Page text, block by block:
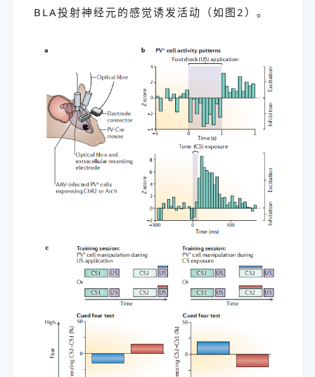
BLA投射神经元的感觉诱发活动（如图2）。